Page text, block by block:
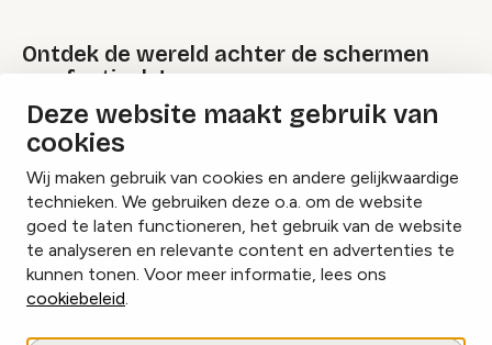
Deze website maakt gebruik van
cookies
Wij maken gebruik van cookies en andere gelijkwaardige
technieken. We gebruiken deze o.a. om de website
goed te laten functioneren, het gebruik van de website
te analyseren en relevante content en advertenties te
kunnen tonen. Voor meer informatie, lees ons
cookiebeleid.
Ontdek de wereld achter de schermen
van festivals!
Lees onze Festival Specials
InstagramFacebookLinkedIn
Cookies beheren